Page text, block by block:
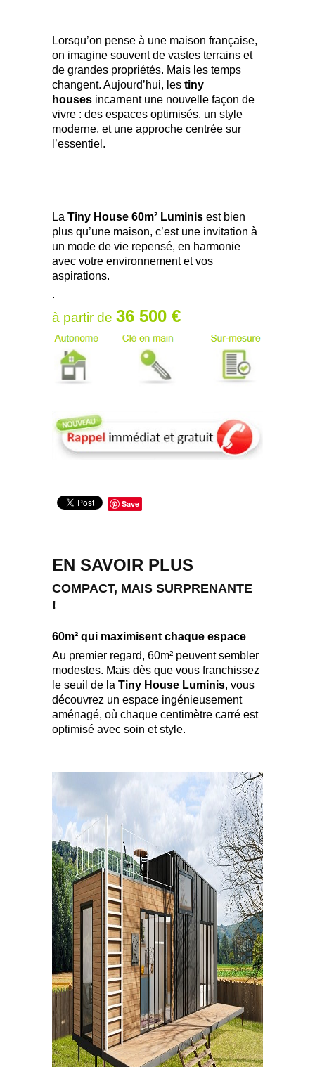
Lorsqu’on pense à une maison française,
on imagine souvent de vastes terrains et
de grandes propriétés. Mais les temps
changent. Aujourd’hui, les tiny
houses incarnent une nouvelle façon de
vivre : des espaces optimisés, un style
moderne, et une approche centrée sur
l’essentiel.
La Tiny House 60m² Luminis est bien
plus qu’une maison, c’est une invitation à
un mode de vie repensé, en harmonie
avec votre environnement et vos
aspirations.
.
à partir de 36 500 €
Save
EN SAVOIR PLUS
COMPACT, MAIS SURPRENANTE
!
60m² qui maximisent chaque espace
Au premier regard, 60m² peuvent sembler
modestes. Mais dès que vous franchissez
le seuil de la Tiny House Luminis, vous
découvrez un espace ingénieusement
aménagé, où chaque centimètre carré est
optimisé avec soin et style.